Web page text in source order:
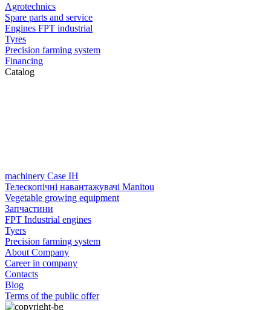
Agrotechnics
Spare parts and service
Engines FPT industrial
Tyres
Precision farming system
Financing
Catalog
machinery Case IH
Телескопічні навантажувачі Manitou
Vegetable growing equipment
Запчастини
FPT Industrial engines
Tyers
Precision farming system
About Company
Career in company
Contacts
Blog
Terms of the public offer